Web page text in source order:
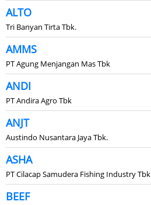
ALTO
Tri Banyan Tirta Tbk.
AMMS
PT Agung Menjangan Mas Tbk
ANDI
PT Andira Agro Tbk
ANJT
Austindo Nusantara Jaya Tbk.
ASHA
PT Cilacap Samudera Fishing Industry Tbk
BEEF